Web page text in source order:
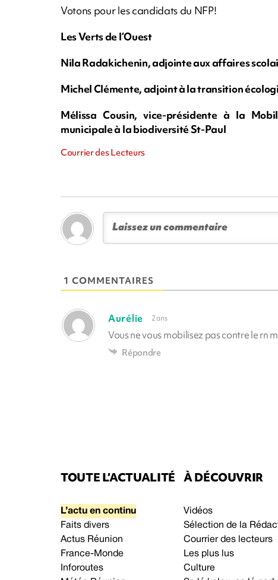
Votons pour les candidats du NFP!
Les Verts de l’Ouest
Nila Radakichenin, adjointe aux affaires
Michel Clémente, adjoint à la transition
Mélissa Cousin, vice-présidente à la
municipale à la biodiversité St-Paul
Courrier des Lecteurs
1 COMMENTAIRES
Aurélie 2 ans
Vous ne vous mobilisez pas contre le rn
Répondre
TOUTE L’ACTUALITÉ
L’actu en continu
Faits divers
Actus Réunion
France-Monde
Inforoutes
À DÉCOUVRIR
Vidéos
Sélection de la
Courrier des lecteurs
Les plus lus
Culture